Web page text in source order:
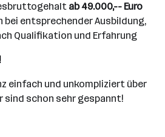
ab 49.000,-- Euro
entsprechender Ausbildung,
Qualifikation und Erfahrung
einfach und unkompliziert über
sind schon sehr gespannt!